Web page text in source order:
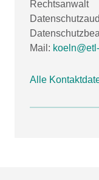
Rechtsanwalt
Mail:
Alle